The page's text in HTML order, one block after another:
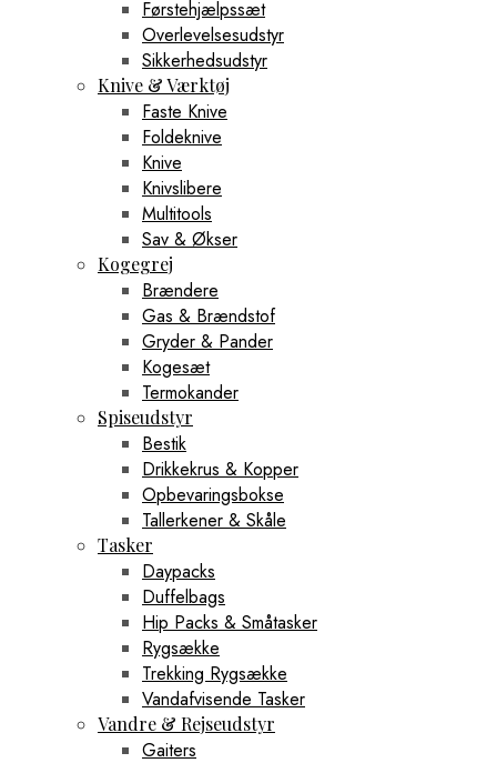
Førstehjælpssæt
Overlevelsesudstyr
Sikkerhedsudstyr
Knive & Værktøj
Faste Knive
Foldeknive
Knive
Knivslibere
Multitools
Sav & Økser
Kogegrej
Brændere
Gas & Brændstof
Gryder & Pander
Kogesæt
Termokander
Spiseudstyr
Bestik
Drikkekrus & Kopper
Opbevaringsbokse
Tallerkener & Skåle
Tasker
Daypacks
Duffelbags
Hip Packs & Småtasker
Rygsække
Trekking Rygsække
Vandafvisende Tasker
Vandre & Rejseudstyr
Gaiters